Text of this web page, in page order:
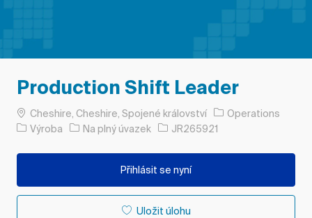
Production Shift Leader
Umístění
Cheshire, Cheshire, Spojené království
Operations
Kategorie
Výroba Typ úlohy
Na plný úvazek ID úlohy
JR265921
Přihlásit se nyní
Uložit úlohu